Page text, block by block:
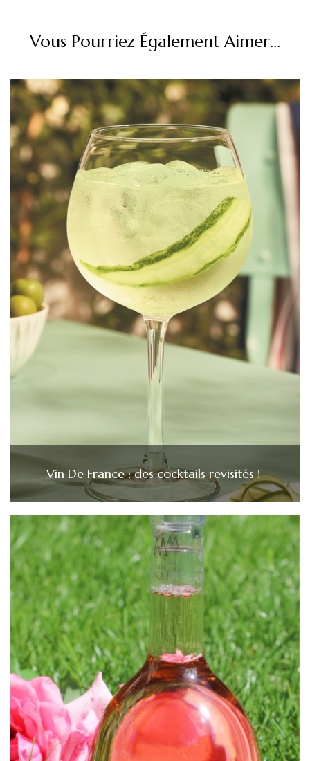
Vous Pourriez Également Aimer...
Vin De France : des cocktails revisités !